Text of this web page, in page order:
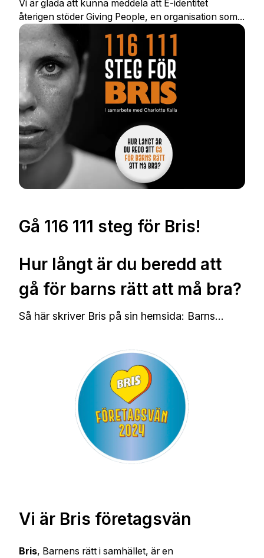
Vi är glada att kunna meddela att E-identitet
återigen stöder Giving People, en organisation som...
Gå 116 111 steg för Bris!
Hur långt är du beredd att
gå för barns rätt att må bra?
Så här skriver Bris på sin hemsida: Barns...
Vi är Bris företagsvän
Bris, Barnens rätt i samhället, är en